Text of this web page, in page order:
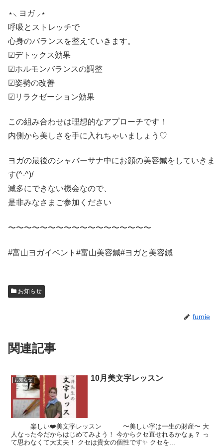
⋆⸜ ヨガ ⸝⋆
呼吸とストレッチで
心身のバランスを整えていきます。
☑︎デトックス効果
☑︎ホルモンバランスの調整
☑︎姿勢の改善
☑︎リラクゼーション効果
この組み合わせは理想的なアプローチです！
内側から美しさを手に入れちゃいましょう♡
ヨガの最後のシャバーサナ中にお顔の美容鍼をしていきま
す(^-^)/
滅多にできない機会なので、
是非みなさまご参加ください
〜〜〜〜〜〜〜〜〜〜〜〜〜〜〜〜〜〜
#富山ヨガイベント#富山美容鍼#ヨガと美容鍼
お知らせ
fumie
関連記事
お知らせ 10月美文字レッスン
楽しい❤️美文字レッスン 〜美しい字は一生の財産〜 大
人なった今だからはじめてみよう！ 今からクセ直せれるかなぁ？ っ
て思わなくて大丈夫！ クセは貴女の個性です✨ クセを...